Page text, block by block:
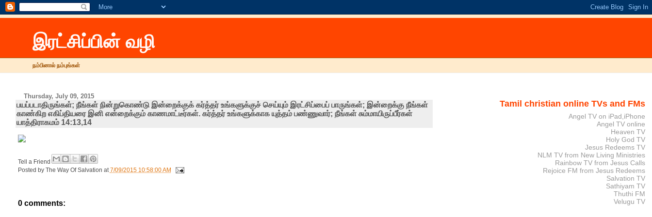
இரட்சிப்பின் வழி
நம்பினால் நம்புங்கள்
Thursday, July 09, 2015
பயப்படாதிருங்கள்; நீங்கள் நின்றுகொண்டு இன்றைக்குக் கர்த்தர் உங்களுக்குச் செய்யும் இரட்சிப்பைப் பாருங்கள்; இன்றைக்கு நீங்கள்
காண்கிற எகிப்தியரை இனி என்றைக்கும் காணமாட்டீர்கள். கர்த்தர் உங்களுக்காக யுத்தம் பண்ணுவார்; நீங்கள் சும்மாயிருப்பீர்கள்
யாத்திராகமம் 14:13,14
Tell a Friend
Posted by The Way Of Salvation at 7/09/2015 10:58:00 AM
0 comments:
Tamil christian online TVs and FMs
Angel TV on iPad,iPhone
Angel TV online
Heaven TV
Holy God TV
Jesus Redeems TV
NLM TV from New Living Ministries
Rainbow TV from Jesus Calls
Rejoice FM from Jesus Redeems
Salvation TV
Sathiyam TV
Thuthi FM
Velugu TV